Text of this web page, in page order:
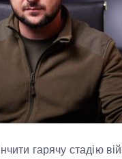
гарячу стадію